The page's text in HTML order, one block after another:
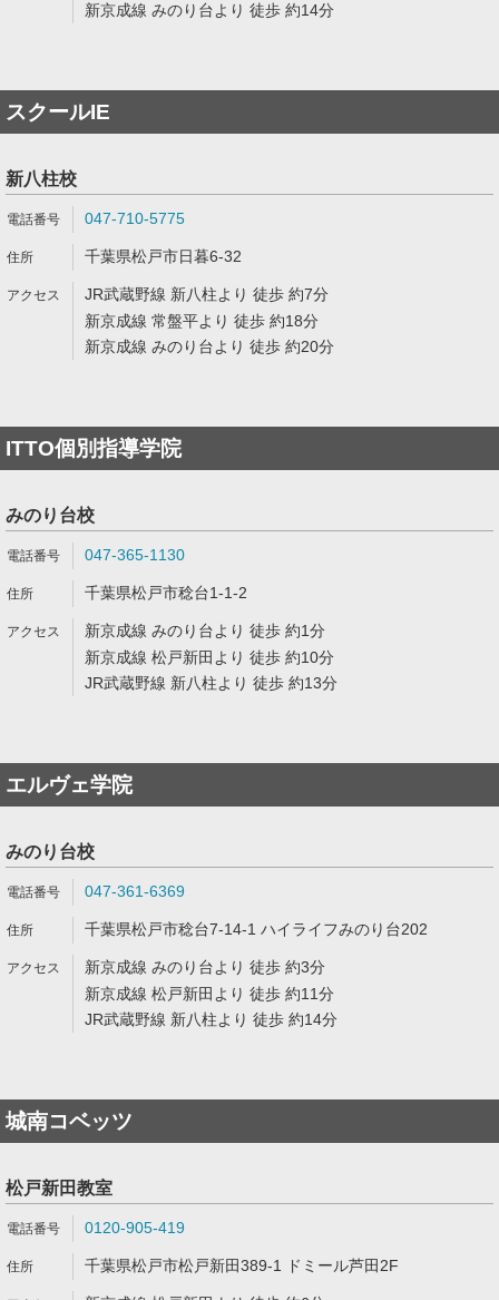
新京成線 みのり台より 徒歩 約14分
スクールIE
新八柱校
047-710-5775
千葉県松戸市日暮6-32
JR武蔵野線 新八柱より 徒歩 約7分
新京成線 常盤平より 徒歩 約18分
新京成線 みのり台より 徒歩 約20分
ITTO個別指導学院
みのり台校
047-365-1130
千葉県松戸市稔台1-1-2
新京成線 みのり台より 徒歩 約1分
新京成線 松戸新田より 徒歩 約10分
JR武蔵野線 新八柱より 徒歩 約13分
エルヴェ学院
みのり台校
047-361-6369
千葉県松戸市稔台7-14-1 ハイライフみのり台202
新京成線 みのり台より 徒歩 約3分
新京成線 松戸新田より 徒歩 約11分
JR武蔵野線 新八柱より 徒歩 約14分
城南コベッツ
松戸新田教室
0120-905-419
千葉県松戸市松戸新田389-1 ドミール芦田2F